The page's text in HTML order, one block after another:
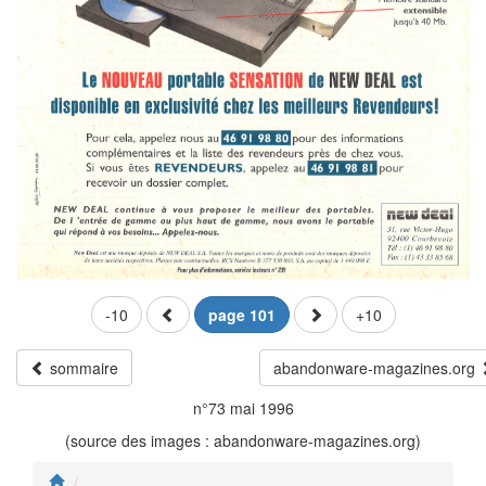
-10 page 101 +10
sommaire
abandonware-magazines.org
n°73 mai 1996
(source des images : abandonware-magazines.org)